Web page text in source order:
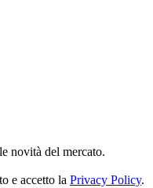
novità del mercato.
e accetto la Privacy Policy.